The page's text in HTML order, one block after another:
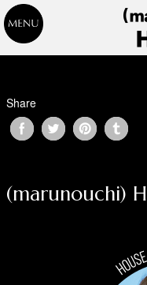
Share
(marunouchi)